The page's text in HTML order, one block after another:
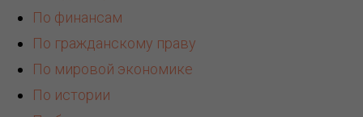
По финансам
По гражданскому праву
По мировой экономике
По истории